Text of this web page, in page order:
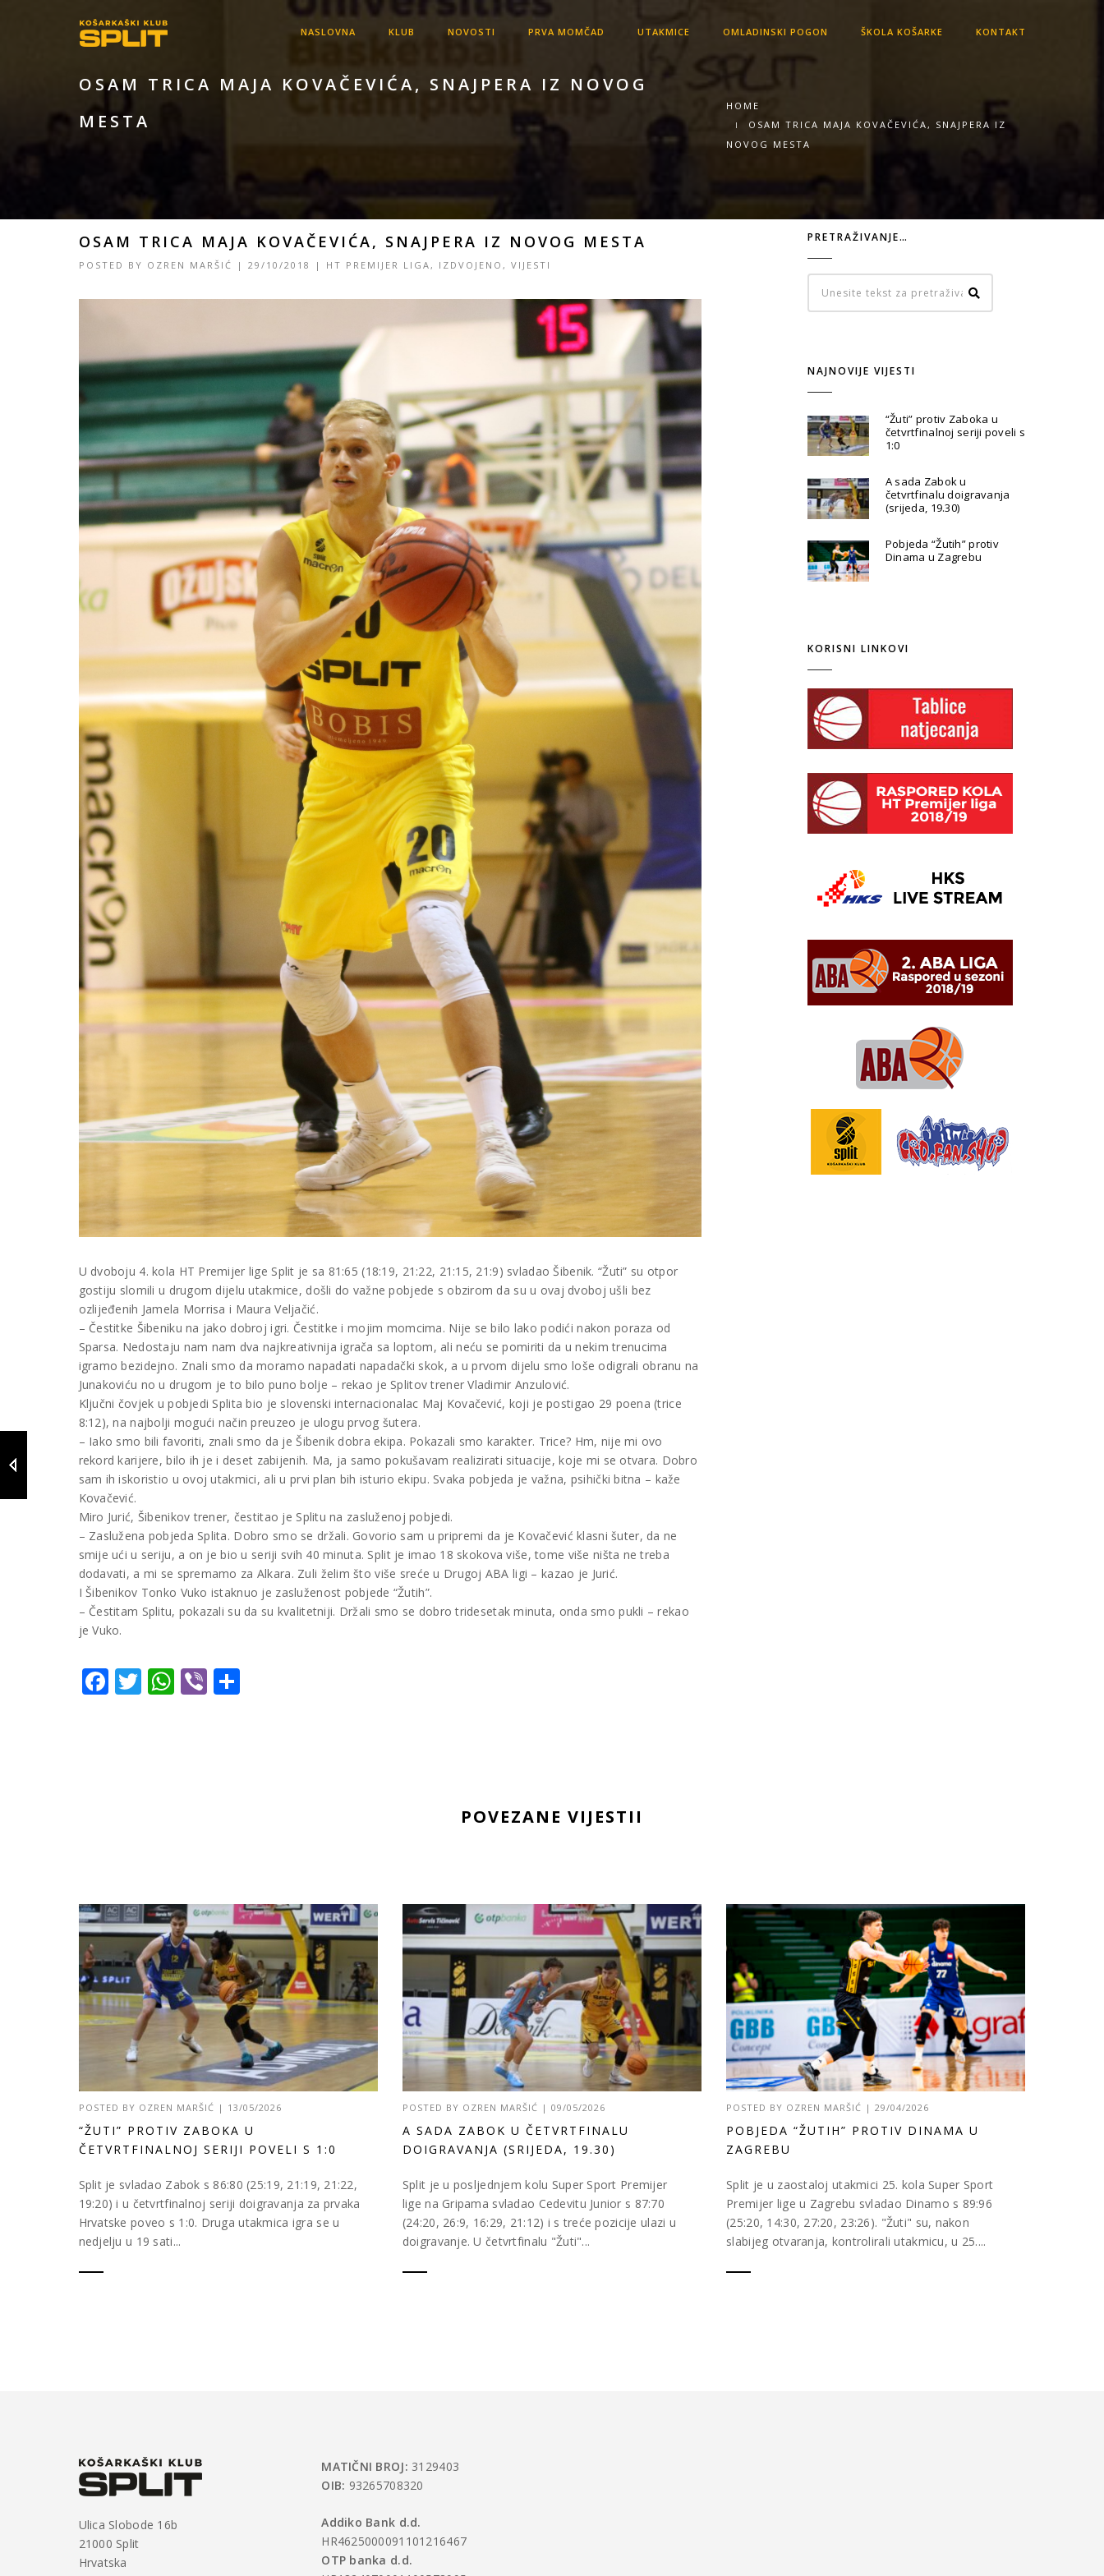
NASLOVNA KLUB NOVOSTI PRVA MOMČAD UTAKMICE OMLADINSKI POGON ŠKOLA KOŠARKE KONTAKT
OSAM TRICA MAJA KOVAČEVIĆA, SNAJPERA IZ NOVOG
MESTA
HOME
OSAM TRICA MAJA KOVAČEVIĆA, SNAJPERA IZ
NOVOG MESTA
OSAM TRICA MAJA KOVAČEVIĆA, SNAJPERA IZ NOVOG MESTA
POSTED BY OZREN MARŠIĆ | 29/10/2018 | HT PREMIJER LIGA, IZDVOJENO , VIJESTI
U dvoboju 4. kola HT Premijer lige Split je sa 81:65 (18:19, 21:22, 21:15, 21:9) svladao Šibenik. “Žuti” su otpor
gostiju slomili u drugom dijelu utakmice, došli do važne pobjede s obzirom da su u ovaj dvoboj ušli bez
ozlijeđenih Jamela Morrisa i Maura Veljačić.
– Čestitke Šibeniku na jako dobroj igri. Čestitke i mojim momcima. Nije se bilo lako podići nakon poraza od
Sparsa. Nedostaju nam nam dva najkreativnija igrača sa loptom, ali neću se pomiriti da u nekim trenucima
igramo bezidejno. Znali smo da moramo napadati napadački skok, a u prvom dijelu smo loše odigrali obranu na
Junakoviću no u drugom je to bilo puno bolje – rekao je Splitov trener Vladimir Anzulović.
Ključni čovjek u pobjedi Splita bio je slovenski internacionalac Maj Kovačević, koji je postigao 29 poena (trice
8:12), na najbolji mogući način preuzeo je ulogu prvog šutera.
– Iako smo bili favoriti, znali smo da je Šibenik dobra ekipa. Pokazali smo karakter. Trice? Hm, nije mi ovo
rekord karijere, bilo ih je i deset zabijenih. Ma, ja samo pokušavam realizirati situacije, koje mi se otvara. Dobro
sam ih iskoristio u ovoj utakmici, ali u prvi plan bih isturio ekipu. Svaka pobjeda je važna, psihički bitna – kaže
Kovačević.
Miro Jurić, Šibenikov trener, čestitao je Splitu na zasluženoj pobjedi.
– Zaslužena pobjeda Splita. Dobro smo se držali. Govorio sam u pripremi da je Kovačević klasni šuter, da ne
smije ući u seriju, a on je bio u seriji svih 40 minuta. Split je imao 18 skokova više, tome više ništa ne treba
dodavati, a mi se spremamo za Alkara. Zuli želim što više sreće u Drugoj ABA ligi – kazao je Jurić.
I Šibenikov Tonko Vuko istaknuo je zasluženost pobjede “Žutih”.
– Čestitam Splitu, pokazali su da su kvalitetniji. Držali smo se dobro tridesetak minuta, onda smo pukli – rekao
je Vuko.
Facebook
Twitter
WhatsApp
ViberShare
PRETRAŽIVANJE…
NAJNOVIJE VIJESTI
“Žuti” protiv Zaboka u
četvrtfinalnoj seriji poveli s
1:0
A sada Zabok u
četvrtfinalu doigravanja
(srijeda, 19.30)
Pobjeda “Žutih” protiv
Dinama u Zagrebu
KORISNI LINKOVI
POVEZANE VIJESTII
POSTED BY OZREN MARŠIĆ | 13/05/2026
“ŽUTI” PROTIV ZABOKA U
ČETVRTFINALNOJ SERIJI POVELI S 1:0
Split je svladao Zabok s 86:80 (25:19, 21:19, 21:22,
19:20) i u četvrtfinalnoj seriji doigravanja za prvaka
Hrvatske poveo s 1:0. Druga utakmica igra se u
nedjelju u 19 sati...
POSTED BY OZREN MARŠIĆ | 09/05/2026
A SADA ZABOK U ČETVRTFINALU
DOIGRAVANJA (SRIJEDA, 19.30)
Split je u posljednjem kolu Super Sport Premijer
lige na Gripama svladao Cedevitu Junior s 87:70
(24:20, 26:9, 16:29, 21:12) i s treće pozicije ulazi u
doigravanje. U četvrtfinalu "Žuti"...
POSTED BY OZREN MARŠIĆ |29/04/2026
POBJEDA “ŽUTIH” PROTIV DINAMA U
ZAGREBU
Split je u zaostaloj utakmici 25. kola Super Sport
Premijer lige u Zagrebu svladao Dinamo s 89:96
(25:20, 14:30, 27:20, 23:26). "Žuti" su, nakon
slabijeg otvaranja, kontrolirali utakmicu, u 25....
Ulica Slobode 16b
21000 Split
Hrvatska
MATIČNI BROJ: 3129403
OIB: 93265708320
Addiko Bank d.d.
HR4625000091101216467
OTP banka d.d.